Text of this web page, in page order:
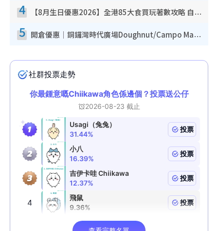
4 【8月生日優惠2026】全港85大食買玩著數攻略 自助餐/火鍋放題同行免費＋誠品/DONKI送現金券
5 開倉優惠｜銅鑼灣時代廣場Doughnut/Campo Marzio開倉低至1折！背囊、書包、手袋劈價$200起